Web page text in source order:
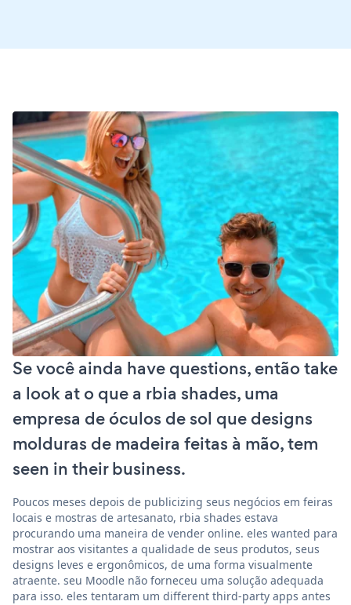
Se você ainda have questions, então take
a look at o que a rbia shades, uma
empresa de óculos de sol que designs
molduras de madeira feitas à mão, tem
seen in their business.
Poucos meses depois de publicizing seus negócios em feiras
locais e mostras de artesanato, rbia shades estava
procurando uma maneira de vender online. eles wanted para
mostrar aos visitantes a qualidade de seus produtos, seus
designs leves e ergonômicos, de uma forma visualmente
atraente. seu Moodle não forneceu uma solução adequada
para isso. eles tentaram um different third-party apps antes